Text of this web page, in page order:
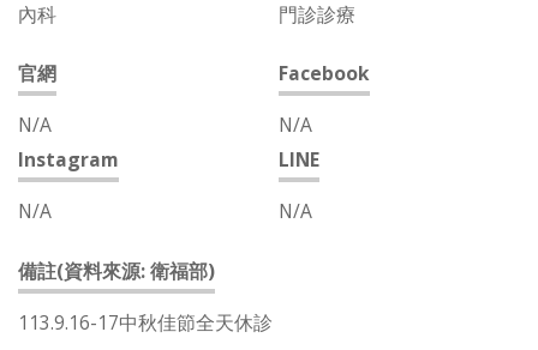
內科
門診診療
官網
N/A
Facebook
N/A
Instagram
N/A
LINE
N/A
備註(資料來源: 衛福部)
113.9.16-17中秋佳節全天休診